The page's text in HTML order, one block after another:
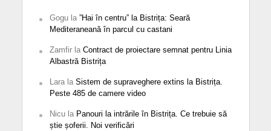
Gogula ”Hai în centru” la Bistrița: Seară
Mediteraneană în parcul cu castani
Zamfirla Contract de proiectare semnat pentru Linia
Albastră Bistrița
Larala Sistem de supraveghere extins la Bistrița.
Peste 485 de camere video
Nicula Panouri la intrările în Bistrița. Ce trebuie să
știe șoferii. Noi verificări